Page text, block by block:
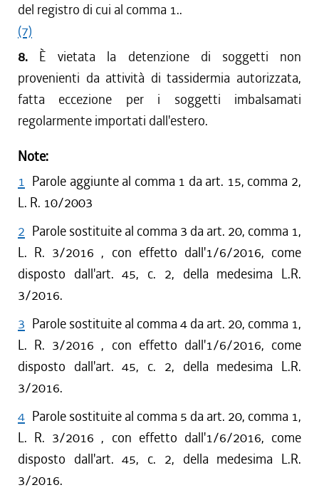
del registro di cui al comma 1..
(7)
8. È vietata la detenzione di soggetti non
provenienti da attività di tassidermia autorizzata,
fatta eccezione per i soggetti imbalsamati
regolarmente importati dall'estero.
Note:
1 Parole aggiunte al comma 1 da art. 15, comma 2,
L. R. 10/2003
2 Parole sostituite al comma 3 da art. 20, comma 1,
L. R. 3/2016 , con effetto dall'1/6/2016, come
disposto dall'art. 45, c. 2, della medesima L.R.
3/2016.
3 Parole sostituite al comma 4 da art. 20, comma 1,
L. R. 3/2016 , con effetto dall'1/6/2016, come
disposto dall'art. 45, c. 2, della medesima L.R.
3/2016.
4 Parole sostituite al comma 5 da art. 20, comma 1,
L. R. 3/2016 , con effetto dall'1/6/2016, come
disposto dall'art. 45, c. 2, della medesima L.R.
3/2016.